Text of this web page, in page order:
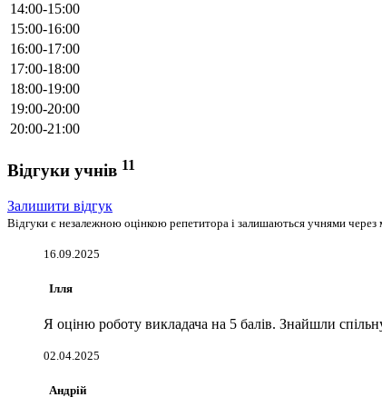
14:00-15:00
15:00-16:00
16:00-17:00
17:00-18:00
18:00-19:00
19:00-20:00
20:00-21:00
Відгуки учнів 11
Залишити відгук
Відгуки є незалежною оцінкою репетитора і залишаються учнями через
16.09.2025
Ілля
Я оціню роботу викладача на 5 балів. Знайшли
02.04.2025
Андрій